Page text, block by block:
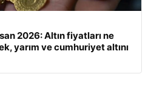
2026: Altın fiyatları ne
yarım ve cumhuriyet altını